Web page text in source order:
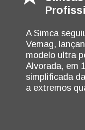
A Simca
Vemag,
modelo ultra
Alvorada, em
simplificada
a extremos